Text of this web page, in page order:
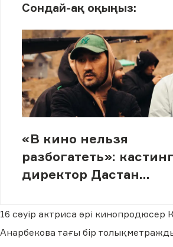
Сондай-ақ оқыңыз:
«В кино нельзя
разбогатеть»:
директор Дастан
индустрии
16 сәуір актриса әрі кинопродюсер
Анарбекова тағы бір